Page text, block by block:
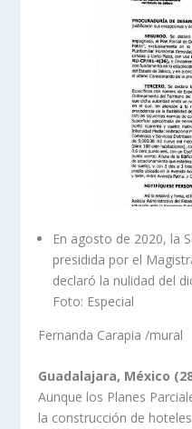
En agosto de 2020, la
presidida por el
declaró la nulidad del
Foto: Especial
Fernanda Carapia /mural
Guadalajara, México
Aunque los Planes
la construcción de